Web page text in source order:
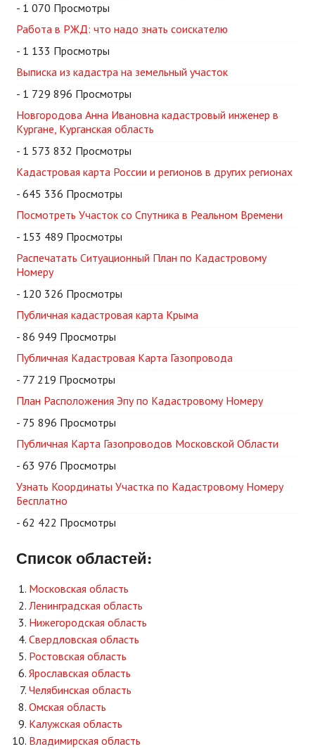
- 1 070 Просмотры
Работа в РЖД: что надо знать соискателю
- 1 133 Просмотры
Выписка из кадастра на земельный участок
- 1 729 896 Просмотры
Новгородова Анна Ивановна кадастровый инженер в
Кургане, Курганская область
- 1 573 832 Просмотры
Кадастровая карта России и регионов в других регионах
- 645 336 Просмотры
Посмотреть Участок со Спутника в Реальном Времени
- 153 489 Просмотры
Распечатать Ситуационный План по Кадастровому
Номеру
- 120 326 Просмотры
Публичная кадастровая карта Крыма
- 86 949 Просмотры
Публичная Кадастровая Карта Газопровода
- 77 219 Просмотры
План Расположения Эпу по Кадастровому Номеру
- 75 896 Просмотры
Публичная Карта Газопроводов Московской Области
- 63 976 Просмотры
Узнать Координаты Участка по Кадастровому Номеру
Бесплатно
- 62 422 Просмотры
Список областей:
Московская область
Ленинградская область
Нижегородская область
Свердловская область
Ростовская область
Ярославская область
Челябинская область
Омская область
Калужская область
Владимирская область